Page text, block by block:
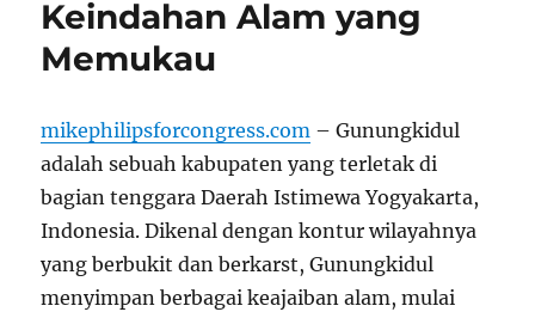
Keindahan Alam yang
Memukau
mikephilipsforcongress.com – Gunungkidul
adalah sebuah kabupaten yang terletak di
bagian tenggara Daerah Istimewa Yogyakarta,
Indonesia. Dikenal dengan kontur wilayahnya
yang berbukit dan berkarst, Gunungkidul
menyimpan berbagai keajaiban alam, mulai